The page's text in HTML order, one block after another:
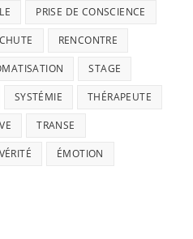
PRISE DE CONSCIENCE
RENCONTRE
STAGE
SYSTÉMIE THÉRAPEUTE
TRANSE
VÉRITÉ ÉMOTION